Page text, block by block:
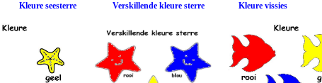
Kleure seesterre Verskillende kleure sterre Kleure vissies